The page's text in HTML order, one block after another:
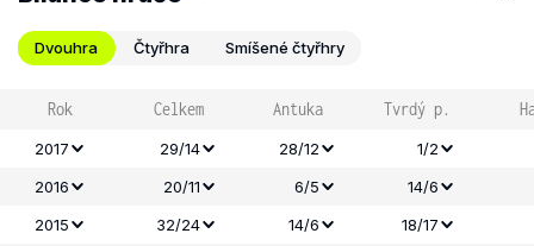
Dvouhra Čtyřhra Smíšené čtyřhry
Rok Celkem Antuka Tvrdý p.
2017 29/14 28/12
1/2
2016
20/11 6/5
14/6
2015
32/24 14/6
18/17